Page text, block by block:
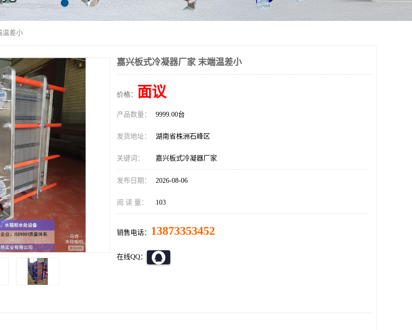
温差小
嘉兴板式冷凝器厂家 末端温差小
价格： 面议
产品数量： 9999.00台
发货地址： 湖南省株洲石峰区
关键词： 嘉兴板式冷凝器厂家
发布日期： 2026-08-06
阅 读 量： 103
销售电话： 13873353452
在线QQ：